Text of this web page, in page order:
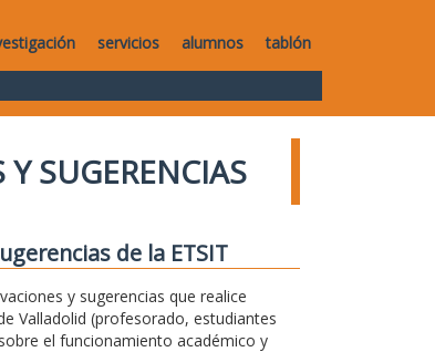
servicios alumnos tablón
SUGERENCIAS
de la ETSIT
y sugerencias que realice
Valladolid (profesorado, estudiantes
el funcionamiento académico y